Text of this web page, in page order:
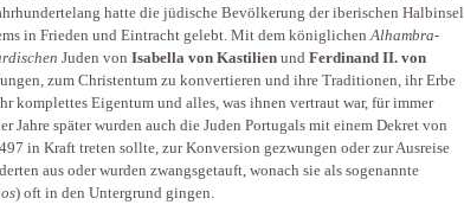
hatte die jüdische Bevölkerung der iberischen Halbinsel
in Frieden und Eintracht gelebt. Mit dem königlichenAlhambra-
Juden von Isabella von Kastilien und Ferdinand II. von
zum Christentum zu konvertieren und ihre Traditionen, ihr Erbe
komplettes Eigentum und alles, was ihnen vertraut war, für immer
Jahre später wurden auch die Juden Portugals mit einem Dekret von
in Kraft treten sollte, zur Konversion gezwungen oder zur Ausreise
aus oder wurden zwangsgetauft, wonach sie als sogenannte
) oft in den Untergrund gingen.